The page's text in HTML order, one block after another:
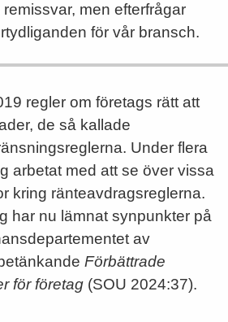
men efterfrågar
för vår bransch.
regler om företags rätt att
de så kallade
Under flera
arbetat med att se över vissa
kring ränteavdragsreglerna.
har nu lämnat synpunkter på
av
Förbättrade
för företag (SOU 2024:37).